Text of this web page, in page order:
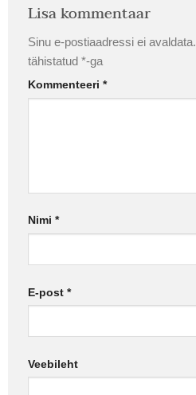
Lisa kommentaar
Sinu e-postiaadressi ei avaldata.
tähistatud *-ga
Kommenteeri *
Nimi *
E-post *
Veebileht